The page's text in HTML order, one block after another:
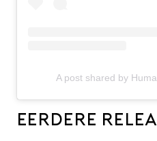
A post shared by
Eerdere